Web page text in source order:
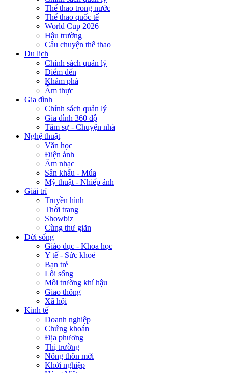
Thể thao trong nước
Thể thao quốc tế
World Cup 2026
Hậu trường
Câu chuyện thể thao
Du lịch
Chính sách quản lý
Điểm đến
Khám phá
Ẩm thực
Gia đình
Chính sách quản lý
Gia đình 360 độ
Tâm sự - Chuyện nhà
Nghệ thuật
Văn học
Điện ảnh
Âm nhạc
Sân khấu - Múa
Mỹ thuật - Nhiếp ảnh
Giải trí
Truyền hình
Thời trang
Showbiz
Cùng thư giãn
Đời sống
Giáo dục - Khoa học
Y tế - Sức khoẻ
Bạn trẻ
Lối sống
Môi trường khí hậu
Giao thông
Xã hội
Kinh tế
Doanh nghiệp
Chứng khoán
Địa phương
Thị trường
Nông thôn mới
Khởi nghiệp